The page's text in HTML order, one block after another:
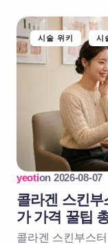
시술 위키 시
yeotion 2026-08-07
콜라겐 스킨부
가 가격 꿀팁
콜라겐 스킨부스